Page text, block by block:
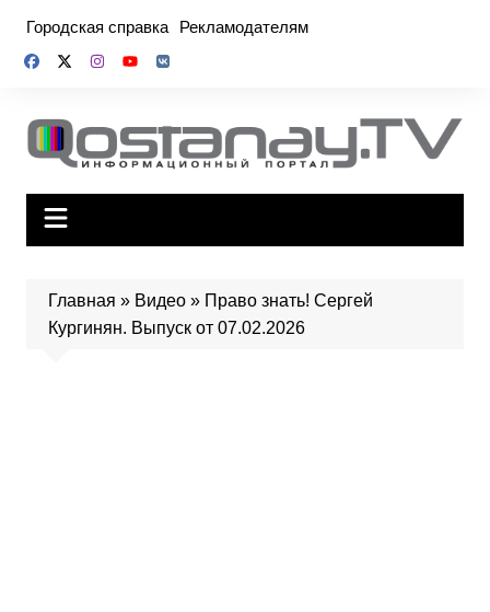
содержимому
Городская справка Рекламодателям
Главная » Видео» Право знать! Сергей
Кургинян. Выпуск от 07.02.2026